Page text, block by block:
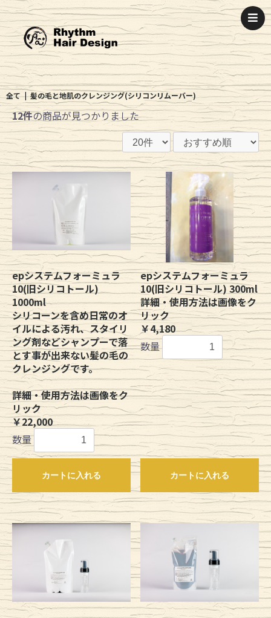
全て | 髪の毛と地肌のクレンジング(シリコンリムーバー)
12件の商品が見つかりました
epシステムフォーミュラ
10(旧シリコトール)
1000ml
シリコーンを含め日常のオ
イルによる汚れ、スタイリ
ング剤などシャンプーで落
とす事が出来ない髪の毛の
クレンジングです。
詳細・使用方法は画像をク
リック
￥22,000
数量
カートに入れる
epシステムフォーミュラ
10(旧シリコトール) 300ml
詳細・使用方法は画像をク
リック
￥4,180
数量
カートに入れる